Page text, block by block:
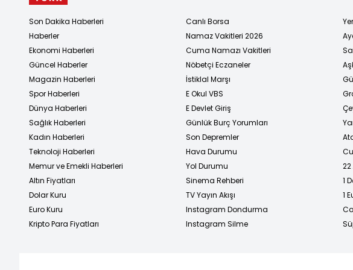
Son Dakika Haberleri
Haberler
Ekonomi Haberleri
Güncel Haberler
Magazin Haberleri
Spor Haberleri
Dünya Haberleri
Sağlık Haberleri
Kadın Haberleri
Teknoloji Haberleri
Memur ve Emekli Haberleri
Altın Fiyatları
Dolar Kuru
Euro Kuru
Kripto Para Fiyatları
Canlı Borsa
Namaz Vakitleri 2026
Cuma Namazı Vakitleri
Nöbetçi Eczaneler
İstiklal Marşı
E Okul VBS
E Devlet Giriş
Günlük Burç Yorumları
Son Depremler
Hava Durumu
Yol Durumu
Sinema Rehberi
TV Yayın Akışı
Instagram Dondurma
Instagram Silme
22
1
1